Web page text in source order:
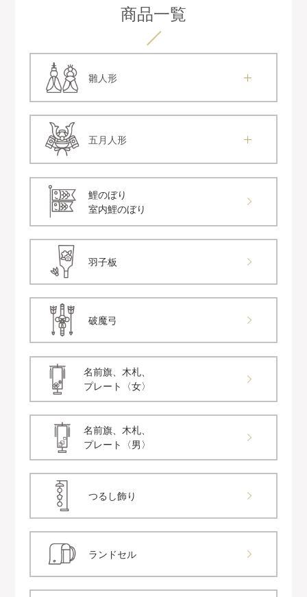
商品一覧
雛人形
五月人形
鯉のぼり
室内鯉のぼり
羽子板
破魔弓
名前旗、木札、
プレート〈女〉
名前旗、木札、
プレート〈男〉
つるし飾り
ランドセル